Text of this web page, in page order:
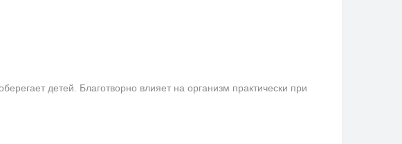
детей. Благотворно влияет на организм практически при